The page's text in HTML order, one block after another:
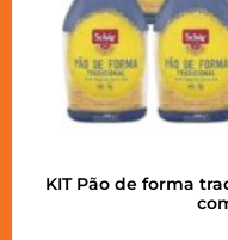
KIT Pão de forma